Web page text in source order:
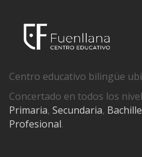
Centro educativo bilingüe
Concertado en todos los
Primaria, Secundaria,
Profesional.